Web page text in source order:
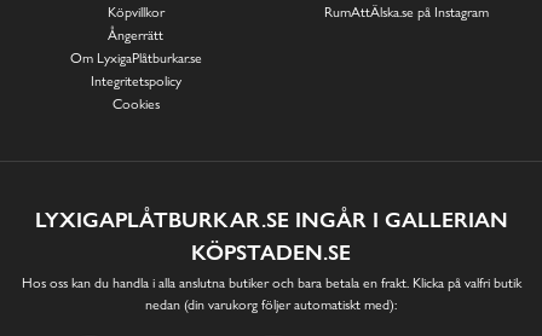
Köpvillkor
Ångerrätt
Om LyxigaPlåtburkar.se
Integritetspolicy
Cookies
RumAttÄlska.se på Instagram
LYXIGAPLÅTBURKAR.SE INGÅR I GALLERIAN
KÖPSTADEN.SE
Hos oss kan du handla i alla anslutna butiker och bara betala en frakt. Klicka på valfri butik
nedan (din varukorg följer automatiskt med):